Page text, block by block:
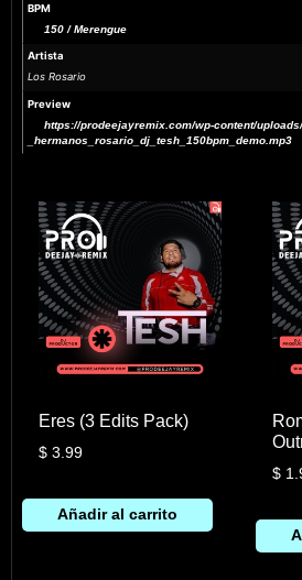
BPM
150 / Merengue
Artista
Los Rosario
Preview
https://prodeejayremix.com/wp-content/
_hermanos_rosario_dj_tesh_150bpm_demo.mp3
Eres (3 Edits Pack)
$3.99
Añadir al carrito
$